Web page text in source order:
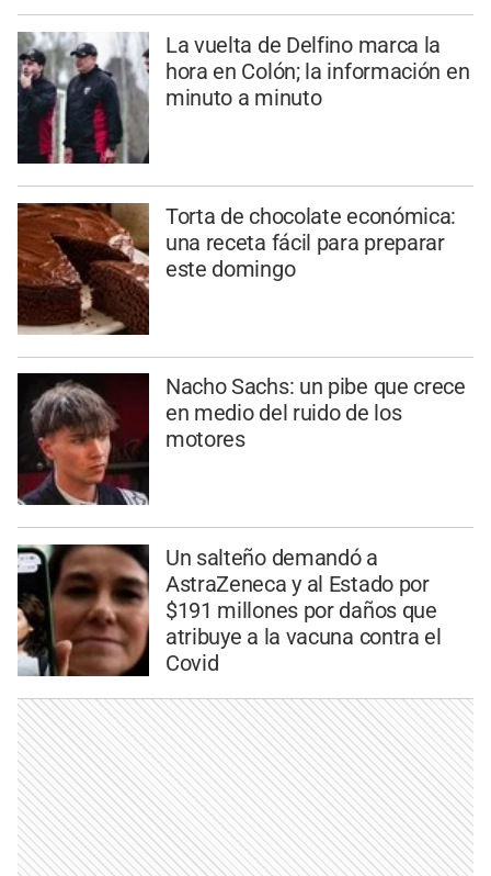
La vuelta de Delfino marca la
hora en Colón; la información en
minuto a minuto
Torta de chocolate económica:
una receta fácil para preparar
este domingo
Nacho Sachs: un pibe que crece
en medio del ruido de los
motores
Un salteño demandó a
AstraZeneca y al Estado por
$191 millones por daños que
atribuye a la vacuna contra el
Covid